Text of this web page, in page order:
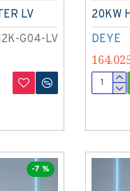
G04-LV
LV
DEYE
20KW
-7 %